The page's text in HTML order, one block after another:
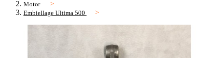
Motor
Embiellage Ultima 500